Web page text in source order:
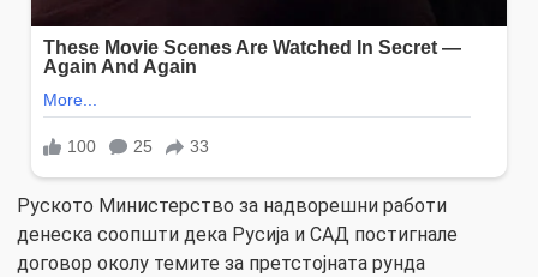
Руското Министерство за надворешни работи
денеска соопшти дека Русија и САД постигнале
договор околу темите за претстојната рунда